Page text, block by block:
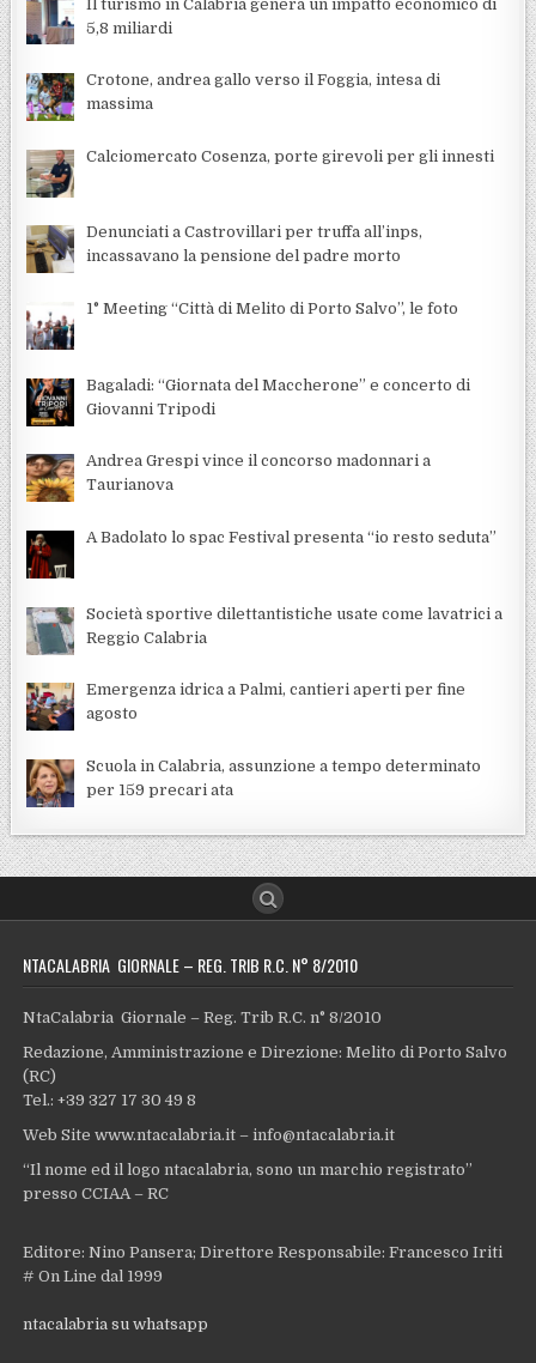
Il turismo in Calabria genera un impatto economico di
5,8 miliardi
Crotone, andrea gallo verso il Foggia, intesa di
massima
Calciomercato Cosenza, porte girevoli per gli innesti
Denunciati a Castrovillari per truffa all’inps,
incassavano la pensione del padre morto
1° Meeting “Città di Melito di Porto Salvo”, le foto
Bagaladi: “Giornata del Maccherone” e concerto di
Giovanni Tripodi
Andrea Grespi vince il concorso madonnari a
Taurianova
A Badolato lo spac Festival presenta “io resto seduta”
Società sportive dilettantistiche usate come lavatrici a
Reggio Calabria
Emergenza idrica a Palmi, cantieri aperti per fine
agosto
Scuola in Calabria, assunzione a tempo determinato
per 159 precari ata
NTACALABRIA GIORNALE – REG. TRIB R.C. N° 8/2010
NtaCalabria Giornale – Reg. Trib R.C. n° 8/2010
Redazione, Amministrazione e Direzione: Melito di Porto Salvo
(RC)
Tel.: +39 327 17 30 49 8
Web Site www.ntacalabria.it – info@ntacalabria.it
“Il nome ed il logo ntacalabria, sono un marchio registrato”
presso CCIAA – RC
Editore: Nino Pansera; Direttore Responsabile: Francesco Iriti
# On Line dal 1999
ntacalabria su whatsapp